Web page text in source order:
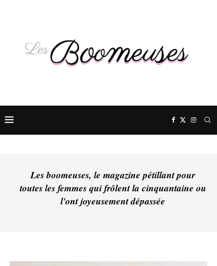
Les boomeuses, le magazine pétillant pour
toutes les femmes qui frôlent la cinquantaine ou
l'ont joyeusement dépassée